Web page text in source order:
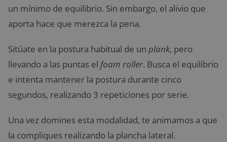
un mínimo de equilibrio. Sin embargo, el alivio que
aporta hace que merezca la pena.
Sitúate en la postura habitual de un plank, pero
llevando a las puntas el foam roller. Busca el equilibrio
e intenta mantener la postura durante cinco
segundos, realizando 3 repeticiones por serie.
Una vez domines esta modalidad, te animamos a que
la compliques realizando la plancha lateral.